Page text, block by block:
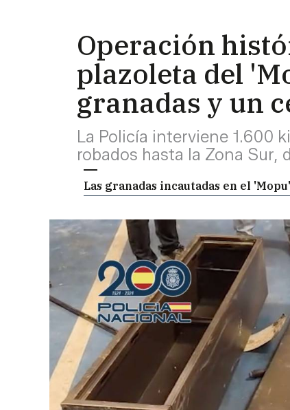
Operación
plazoleta del
granadas y un
La Policía interviene 1.600
robados hasta la Zona Sur,
Las granadas incautadas en el